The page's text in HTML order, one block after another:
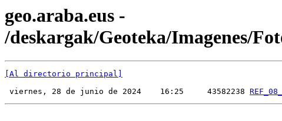
geo.araba.eus -
/deskargak/Geoteka/Imagenes/
[Al directorio principal]
viernes, 28 de junio de 2024    16:25     43582238